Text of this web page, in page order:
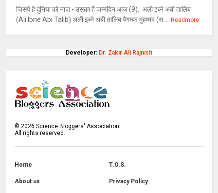
जिसपे है दुनिया को नाज़ - उसका है जन्मदिन आज (9): अली इब्ने अबी तालिब
(Ali Ibne Abi Talib) अली इब्ने अबी तालिब पैगम्बर मुहम्मद (स.... Readmore
Developer: Dr. Zakir Ali Rajnish
©2026 Science Bloggers' Association
All rights reserved.
Home T.O.S.
About us Privacy Policy